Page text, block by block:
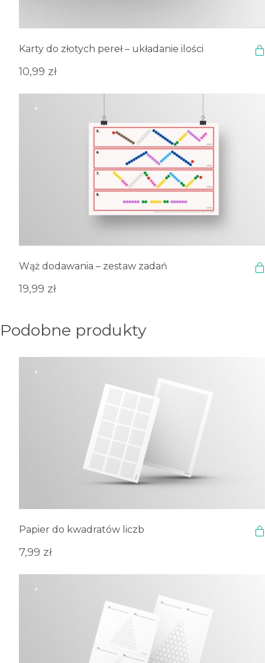
Karty do złotych pereł – układanie ilości
10,99 zł
Wąż dodawania – zestaw zadań
19,99 zł
Podobne produkty
Papier do kwadratów liczb
7,99 zł